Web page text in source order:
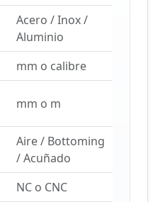
Acero / Inox /
Aluminio
mm o calibre
mm o m
Aire / Bottoming
/ Acuñado
NC o CNC